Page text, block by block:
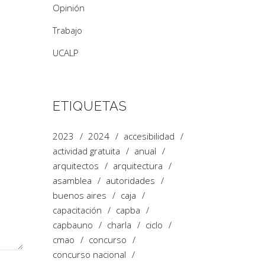
Opinión
Trabajo
UCALP
ETIQUETAS
2023 2024
accesibilidad
actividad gratuita
anual
arquitectos
arquitectura
asamblea
autoridades
buenos aires
caja
capacitación
capba
capbauno
charla
ciclo
cmao
concurso
concurso nacional